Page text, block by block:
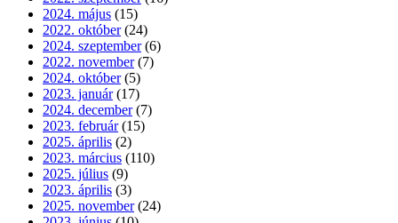
2024. május (15)
2022. október (24)
2024. szeptember (6)
2022. november (7)
2024. október (5)
2023. január (17)
2024. december (7)
2023. február (15)
2025. április (2)
2023. március (110)
2025. július (9)
2023. április (3)
2025. november (24)